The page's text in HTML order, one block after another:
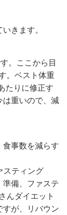
きます。
。ここから目
。ベスト体重
たりに修正す
は重いので、減
事数を減らす
スティング
準備、ファステ
んダイエット
が、リバウン